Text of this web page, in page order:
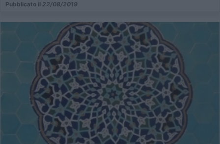
Pubblicato il 22/08/2019